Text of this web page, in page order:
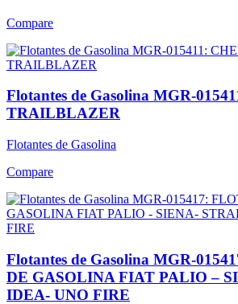
Compare
Flotantes de Gasolina MGR-
TRAILBLAZER
Flotantes de Gasolina
Compare
Flotantes de Gasolina MGR-
DE GASOLINA FIAT PALIO –
IDEA- UNO FIRE